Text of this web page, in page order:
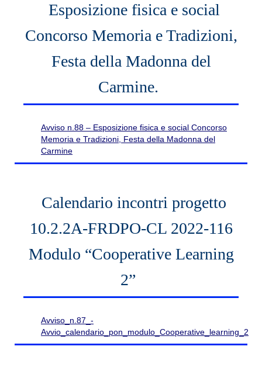
Esposizione fisica e social
Concorso Memoria e Tradizioni,
Festa della Madonna del
Carmine.
Avviso n.88 – Esposizione fisica e social Concorso
Memoria e Tradizioni, Festa della Madonna del
Carmine
Calendario incontri progetto
10.2.2A-FRDPO-CL 2022-116
Modulo “Cooperative Learning
2”
Avviso_n.87_-
Avvio_calendario_pon_modulo_Cooperative_learning_2